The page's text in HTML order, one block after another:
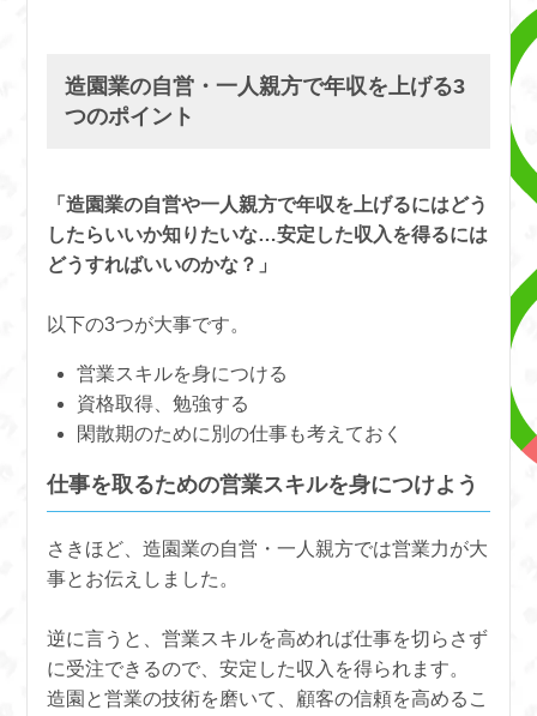
造園業の自営・一人親方で年収を上げる3
つのポイント
「造園業の自営や一人親方で年収を上げるにはどう
したらいいか知りたいな…安定した収入を得るには
どうすればいいのかな？」
以下の3つが大事です。
営業スキルを身につける
資格取得、勉強する
閑散期のために別の仕事も考えておく
仕事を取るための営業スキルを身につけよう
さきほど、造園業の自営・一人親方では営業力が大
事とお伝えしました。
逆に言うと、営業スキルを高めれば仕事を切らさず
に受注できるので、安定した収入を得られます。
造園と営業の技術を磨いて、顧客の信頼を高めるこ